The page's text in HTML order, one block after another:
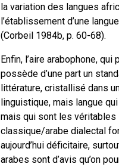
la variation des langues
l’établissement d’une
(Corbeil 1984b, p. 60-68).
Enfin, l’aire arabophone,
possède d’une part un
littérature, cristallisé dans
linguistique, mais langue
mais qui sont les véritables
classique/arabe dialectal
aujourd’hui déficitaire,
arabes sont d’avis qu’on